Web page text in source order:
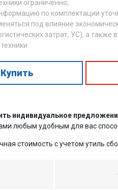
ограниченно;
по комплектации
под влияние
затрат, УС), а также
Купить
индивидуальное
любым удобным для вас
стоимость с учетом утиль